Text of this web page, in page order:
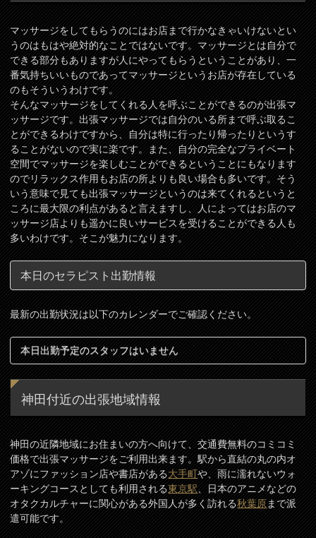
マッサージをしてもらうのにはお店まで行かなきゃいけないとい
うのはもはや絶対的なことではないです。マッサージとは自分で
できる部分もありますが人にやってもらうということがあり、一
番気持ちいいものであってマッサージというお店が存在している
のもそういうわけです。
そんなマッサージをしてくれる人を呼ぶことができるのが出張マ
ッサージです。出張マッサージでは自分のいる所まで呼ぶ取るこ
とができるわけですから、自分は特に行ったり帰ったりというす
ることがないので実に楽です。また、自分の完全なプライベート
空間でマッサージを楽しむことができるということにもなります
のでリラックス作用もお店の所よりも良い場合も多いです。そう
いう意味で見ても出張マッサージというのは来てくれるというと
ころに最大限の利点があると言えますし、人によってはお店のマ
ッサージ店よりも遥かに良いサービスを受けることができる人も
多いわけです。そこが魅力になります。
本日のセラピスト出勤情報
最新の出勤状況は以下のカレンダーでご確認ください。
本日出勤予定のスタッフはいません
神田付近の出張地域情報
神田の近隣地域にお住まいの方へ向けて、交通費無料のコミコミ
価格で出張マッサージをご利用出来ます。駅から直結の丸の内オ
アゾにファッション店や書店がある大手町や、雨に濡れないウォ
ーキングコースとしても利用される東京駅、日本のアニメなどの
オタクカルチャーに関心がある外国人が多く訪れる秋葉原まで派
遣可能です。